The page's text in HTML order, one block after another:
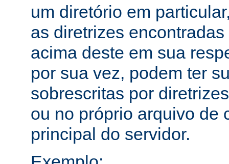
um diretório em
as diretrizes
acima deste em sua
por sua vez, podem ter
sobrescritas por
ou no próprio arquivo de
principal do servidor.